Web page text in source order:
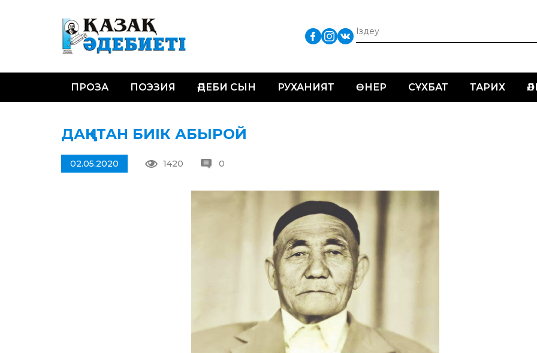
ПРОЗА ПОЭЗИЯ ӘДЕБИ СЫН РУХАНИЯТ ӨНЕР СҰХБАТ ТАРИХ
ДАҢҚТАН БИІК АБЫРОЙ
02.05.2020 1420 0